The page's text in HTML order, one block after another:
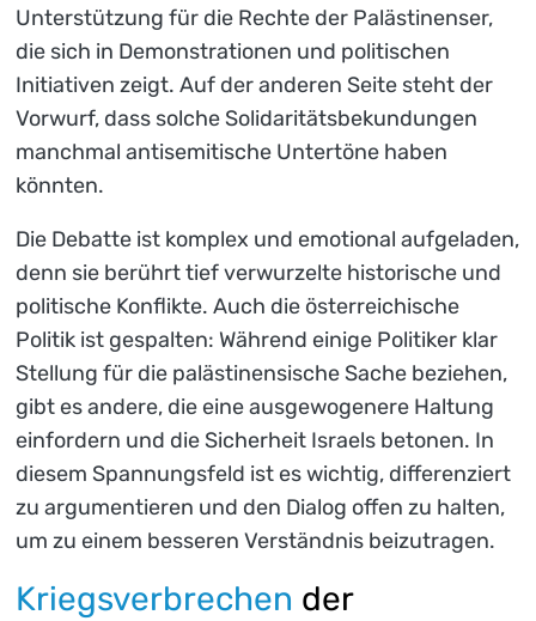
Unterstützung für die Rechte der Palästinenser,
die sich in Demonstrationen und politischen
Initiativen zeigt. Auf der anderen Seite steht der
Vorwurf, dass solche Solidaritätsbekundungen
manchmal antisemitische Untertöne haben
könnten.
Die Debatte ist komplex und emotional aufgeladen,
denn sie berührt tief verwurzelte historische und
politische Konflikte. Auch die österreichische
Politik ist gespalten: Während einige Politiker klar
Stellung für die palästinensische Sache beziehen,
gibt es andere, die eine ausgewogenere Haltung
einfordern und die Sicherheit Israels betonen. In
diesem Spannungsfeld ist es wichtig, differenziert
zu argumentieren und den Dialog offen zu halten,
um zu einem besseren Verständnis beizutragen.
Kriegsverbrechen der